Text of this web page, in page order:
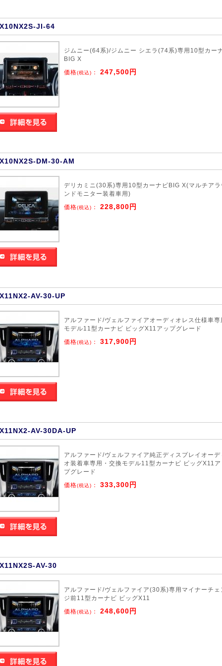
JI-64
ジムニー(64系)/ジムニー シエラ(74系)専用10型カー
BIG X
価格(税込) ： 247,500円
DM-30-AM
デリカミニ(30系)専用10型カーナビBIG X(マルチアラ
ンドモニター装着車用)
価格(税込) ： 228,800円
AV-30-UP
アルファード/ヴェルファイアオーディオレス仕様車専
モデル11型カーナビ ビッグX11アップグレード
価格(税込) ： 317,900円
AV-30DA-UP
アルファード/ヴェルファイア純正ディスプレイオーデ
オ装着車専用・交換モデル11型カーナビ ビッグX11ア
プグレード
価格(税込) ： 333,300円
AV-30
アルファード/ヴェルファイア(30系)専用マイナーチェ
ジ前11型カーナビ ビッグX11
価格(税込) ： 248,600円